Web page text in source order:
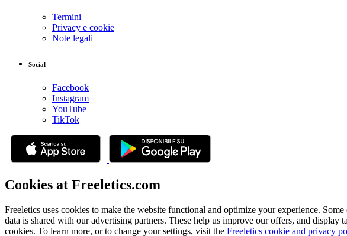
Termini
Privacy e cookie
Note legali
Social
Facebook
Instagram
YouTube
TikTok
Cookies at Freeletics.com
Freeletics uses cookies to make the website functional and optimize your experience.
data is shared with our advertising partners. These help us improve our offers, and display
cookies. To learn more, or to change your settings, visit the Freeletics cookie and privacy